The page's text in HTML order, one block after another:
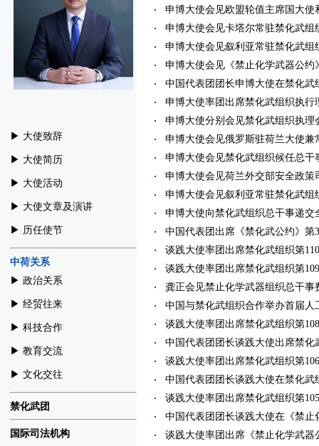
▶︎ 大使致辞
▶︎ 大使简历
▶︎ 大使活动
▶︎ 大使文章及演讲
▶︎ 历任使节
中荷关系
▶︎ 政治关系
▶︎ 经贸往来
▶︎ 科技合作
▶︎ 教育交流
▶︎ 文化交往
禁化武团
国际司法机构
申博大使会见欧盟轮值主席国大使
申博大使会见卡塔尔常驻禁化武组
申博大使会见叙利亚常驻禁化武组
申博大使会见《禁止化学武器公约
中国代表团团长申博大使在禁化武
申博大使率团出席禁化武组织执行
申博大使分别会见禁化武组织执理
申博大使会见俄罗斯驻荷兰大使兼
申博大使会见禁化武组织候任总干
申博大使会见荷兰外交部安全政策
申博大使会见叙利亚常驻禁化武组
申博大使向禁化武组织总干事递交
中国代表团出席《禁化武公约》第
谈践大使率团出席禁化武组织第
谈践大使率团出席禁化武组织第
龚正会见禁止化学武器组织总干事
中国与禁化武组织合作举办首届人
谈践大使率团出席禁化武组织第
中国代表团团长谈践大使出席禁化
谈践大使率团出席禁化武组织第
中国代表团团长谈践大使在禁化武
谈践大使率团出席禁化武组织第
中国代表团团长谈践大使在《禁止
谈践大使率团出席《禁止化学武器